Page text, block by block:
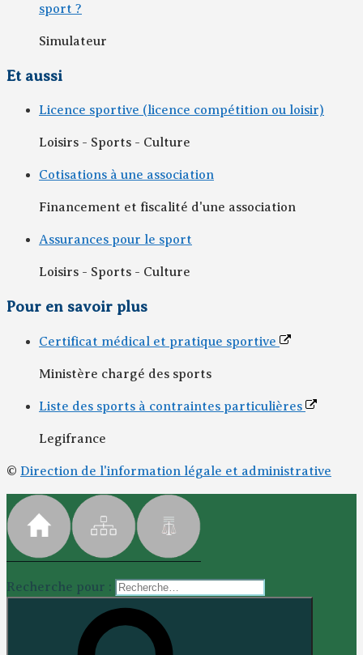
sport ?
Simulateur
Et aussi
Licence sportive (licence compétition ou loisir)
Loisirs - Sports - Culture
Cotisations à une association
Financement et fiscalité d'une association
Assurances pour le sport
Loisirs - Sports - Culture
Pour en savoir plus
Certificat médical et pratique sportive
Ministère chargé des sports
Liste des sports à contraintes particulières
Legifrance
© Direction de l'information légale et administrative
Recherche pour :